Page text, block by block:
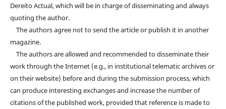
Dereito Actual, which will be in charge of disseminating and always
quoting the author.
The authors agree not to send the article or publish it in another
magazine.
The authors are allowed and recommended to disseminate their
work through the Internet (e.g., in institutional telematic archives or
on their website) before and during the submission process, which
can produce interesting exchanges and increase the number of
citations of the published work, provided that reference is made to